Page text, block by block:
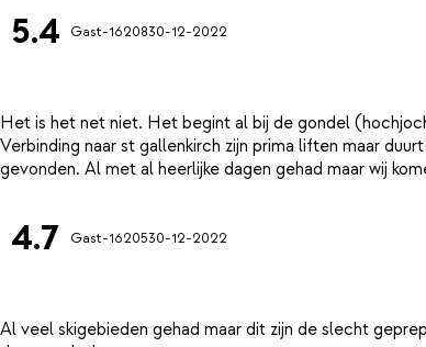
5.4 Gast-1620830-12-2022
Het is het net niet. Het begint al bij de gondel
Verbinding naar st gallenkirch zijn prima liften maar
4.7 Gast-1620530-12-2022
Al veel skigebieden gehad maar dit zijn de slecht